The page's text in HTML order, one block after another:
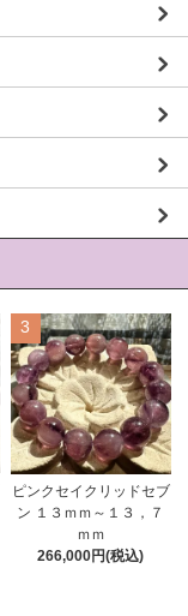
3
ピンクセイクリッドセブ
ン １３ｍｍ～１３，７
ｍｍ
266,000円(税込)